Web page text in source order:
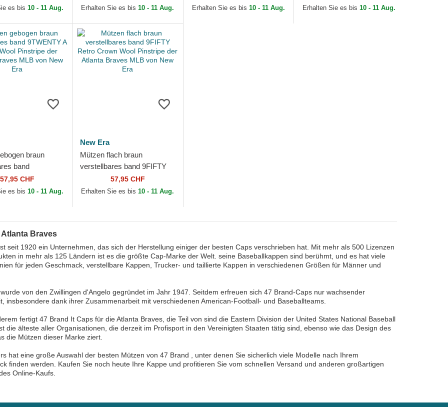
der Atlanta
es bis10 - 11 Aug.
Nike
Erhalten Sie es bis10 - 11 Aug.
der Atlanta Braves MLB...
Erhalten Sie es bis 10 - 11 Aug.
Atlanta Braves MLB von
Erhalten Sie es bis10 - 11 Aug.
braun
band
A Frame Wool
Atlanta Braves
57,95 CHF
es bis10 - 11 Aug.
New Era
Mützen flach braun
verstellbares band 9FIFTY
Retro Crown Wool Pinstripe
der Atlanta Braves MLB...
57,95 CHF
Erhalten Sie es bis10 - 11 Aug.
Atlanta Braves
seit 1920 ein Unternehmen, das sich der Herstellung einiger der besten Caps verschrieben hat. Mit mehr als 500 Lizenzen
in mehr als 125 Ländern ist es die größte Cap-Marke der Welt. seine Baseballkappen sind berühmt, und es hat viele
für jeden Geschmack, verstellbare Kappen, Trucker- und taillierte Kappen in verschiedenen Größen für Männer und
von den Zwillingen d'Angelo gegründet im Jahr 1947. Seitdem erfreuen sich 47 Brand-Caps nur wachsender
insbesondere dank ihrer Zusammenarbeit mit verschiedenen American-Football- und Baseballteams.
fertigt 47 Brand It Caps für die Atlanta Braves, die Teil von sind die Eastern Division der United States National Baseball
die älteste aller Organisationen, die derzeit im Profisport in den Vereinigten Staaten tätig sind, ebenso wie das Design des
die Mützen dieser Marke ziert.
hat eine große Auswahl der besten Mützen von 47 Brand , unter denen Sie sicherlich viele Modelle nach Ihrem
finden werden. Kaufen Sie noch heute Ihre Kappe und profitieren Sie vom schnellen Versand und anderen großartigen
Online-Kaufs.